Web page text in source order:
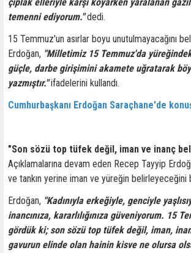
temenni ediyorum."dedi.
15 Temmuz'un asırlar boyu unutulmayacağını
Erdoğan, "Milletimiz 15 Temmuz'da
güçle, darbe girişimini akamete uğratarak
yazmıştır."ifadelerini kullandı.
Cumhurbaşkanı Erdoğan Saraçhane'de
"Son sözü top tüfek değil, iman ve inanç
Açıklamalarına devam eden Recep Tayyip
ve tankın yerine iman ve yüreğin belirleyeceğini
Erdoğan, "Kadınıyla erkeğiyle, genciyle
inancınıza, kararlılığınıza güveniyorum. 15
gördük ki; son sözü top tüfek değil, iman,
gavurun elinde olan hainin kisve ne olursa